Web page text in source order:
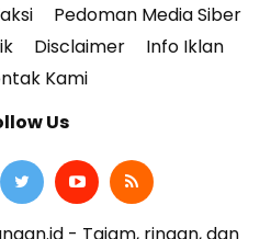
Pedoman Media Siber
Disclaimer
Info Iklan
Kami
Us
- Tajam, ringan, dan